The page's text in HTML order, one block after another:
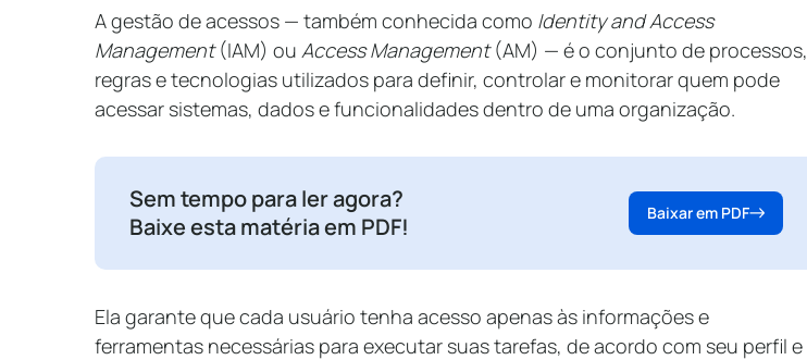
A gestão de acessos — também conhecida como Identity and Access
Management(IAM) ou Access Management(AM) — é o conjunto de processos,
regras e tecnologias utilizados para definir, controlar e monitorar quem pode
acessar sistemas, dados e funcionalidades dentro de uma organização.
Sem tempo para ler agora?
Baixe esta matéria em PDF!
Baixar em PDF
Ela garante que cada usuário tenha acesso apenas às informações e
ferramentas necessárias para executar suas tarefas, de acordo com seu perfil e